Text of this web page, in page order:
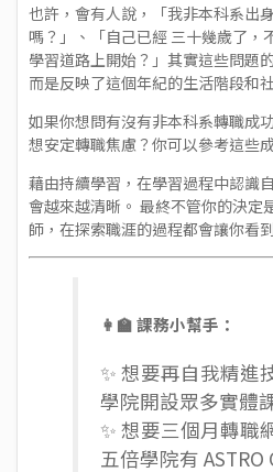
也許，會有人說，「我非本科系出
嗎？」、「自己已經 三十幾歲了，
學習道路上開始？」其實這些問題
而是反映了這個年紀的生活階段和
如果你想問有沒有非本科系轉職成
想安定轉職焦慮？你可以參考這些
藉由持續學習，在學習過程中認識
會越來越清晰。 最終不管你的決定
師，在探索職涯的過程都會讓你看
👩‍🏫 課務小幫手：
✨ 想要再自我精進
學院開設眾多實體
✨ 想要三個月轉職
五倍學院有